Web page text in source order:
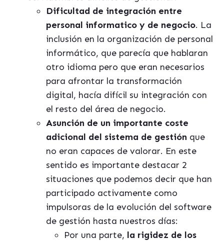
Dificultad de integración entre
personal informatico y de negocio. La
inclusión en la organización de personal
informático, que parecía que hablaran
otro idioma pero que eran necesarios
para afrontar la transformación
digital, hacía difícil su integración con
el resto del área de negocio.
Asunción de un importante coste
adicional del sistema de gestión que
no eran capaces de valorar. En este
sentido es importante destacar 2
situaciones que podemos decir que han
participado activamente como
impulsoras de la evolución del software
de gestión hasta nuestros días:
Por una parte, la rigidez de los